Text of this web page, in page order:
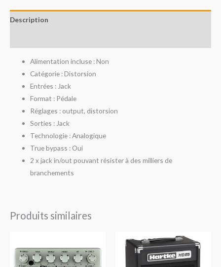
Description
Alimentation incluse : Non
Catégorie : Distorsion
Entrées : Jack
Format : Pédale
Réglages : output, distorsion
Sorties : Jack
Technologie : Analogique
True bypass : Oui
2 x jack in/out pouvant résister à des milliers de
branchements
Produits similaires